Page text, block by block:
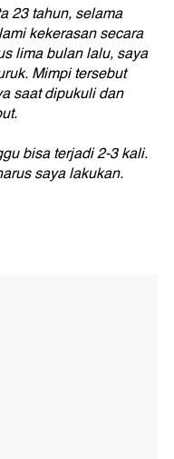
23 tahun, selama
kekerasan secara
lima bulan lalu, saya
Mimpi tersebut
saat dipukuli dan
bisa terjadi 2-3 kali.
saya lakukan.